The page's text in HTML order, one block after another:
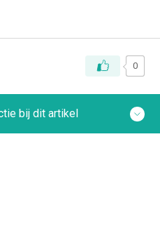
0
bij dit artikel